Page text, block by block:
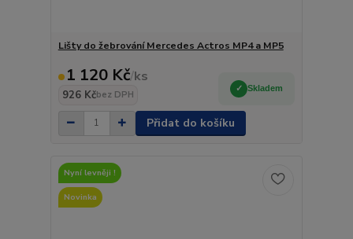
Lišty do žebrování Mercedes Actros MP4 a MP5
1 120 Kč/ks
926 Kčbez DPH
Skladem
Přidat do košíku
Nyní levněji !
Novinka